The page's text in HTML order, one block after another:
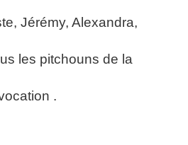
Jérémy, Alexandra,
les pitchouns de la
.